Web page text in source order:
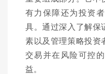
有力保障还为投资
具。通过深入了解保
素以及管理策略投资
交易并在风险可控
益。